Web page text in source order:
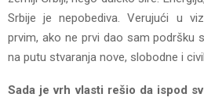
Srbije je nepobediva. Verujući u
prvim, ako ne prvi dao sam podršku
na putu stvaranja nove, slobodne i
Sada je vrh vlasti rešio da ispod